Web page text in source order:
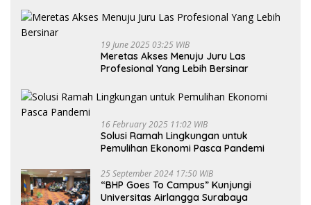
19 June 2025 03:25 WIB
Meretas Akses Menuju Juru Las
Profesional Yang Lebih Bersinar
16 February 2025 11:02 WIB
Solusi Ramah Lingkungan untuk
Pemulihan Ekonomi Pasca Pandemi
25 September 2024 17:50 WIB
“BHP Goes To Campus” Kunjungi
Universitas Airlangga Surabaya